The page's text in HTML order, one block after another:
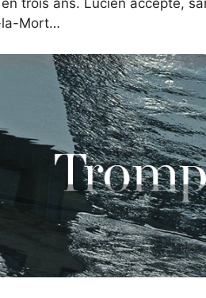
trois ans. Lucien accepte,
la-Mort…